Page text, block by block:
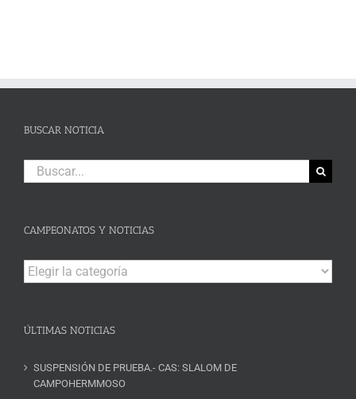
BUSCAR NOTICIA
Buscar:
CAMPEONATOS Y NOTICIAS
Campeonatos
y
ÚLTIMAS NOTICIAS
SUSPENSIÓN DE PRUEBA.- CAS: SLALOM DE
CAMPOHERMMOSO